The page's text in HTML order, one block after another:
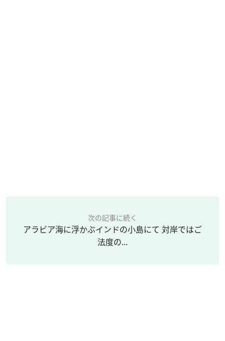
次の記事に続く
アラビア海に浮かぶインドの小島にて 対岸ではご
法度の...